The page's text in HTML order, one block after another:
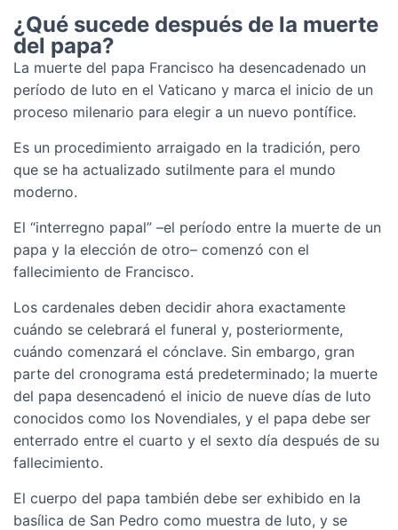
¿Qué sucede después de la muerte
del papa?
La muerte del papa Francisco ha desencadenado un
período de luto en el Vaticano y marca el inicio de un
proceso milenario para elegir a un nuevo pontífice.
Es un procedimiento arraigado en la tradición, pero
que se ha actualizado sutilmente para el mundo
moderno.
El “interregno papal” –el período entre la muerte de un
papa y la elección de otro– comenzó con el
fallecimiento de Francisco.
Los cardenales deben decidir ahora exactamente
cuándo se celebrará el funeral y, posteriormente,
cuándo comenzará el cónclave. Sin embargo, gran
parte del cronograma está predeterminado; la muerte
del papa desencadenó el inicio de nueve días de luto
conocidos como los Novendiales, y el papa debe ser
enterrado entre el cuarto y el sexto día después de su
fallecimiento.
El cuerpo del papa también debe ser exhibido en la
basílica de San Pedro como muestra de luto, y se